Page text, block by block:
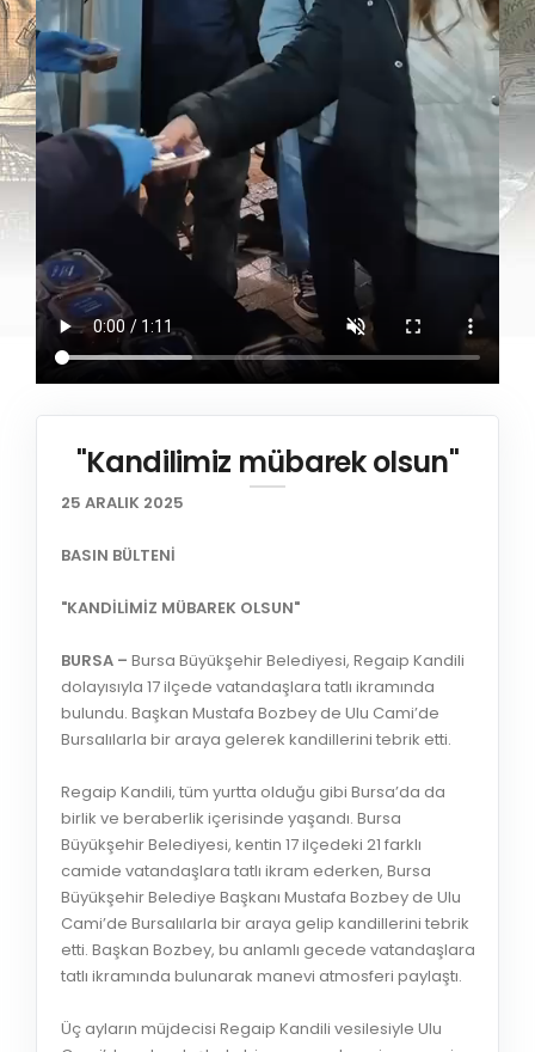
"Kandilimiz mübarek olsun"
25 ARALIK 2025
BASIN BÜLTENİ
"KANDİLİMİZ MÜBAREK OLSUN"
BURSA – Bursa Büyükşehir Belediyesi, Regaip Kandili
dolayısıyla 17 ilçede vatandaşlara tatlı ikramında
bulundu. Başkan Mustafa Bozbey de Ulu Cami’de
Bursalılarla bir araya gelerek kandillerini tebrik etti.
Regaip Kandili, tüm yurtta olduğu gibi Bursa’da da
birlik ve beraberlik içerisinde yaşandı. Bursa
Büyükşehir Belediyesi, kentin 17 ilçedeki 21 farklı
camide vatandaşlara tatlı ikram ederken, Bursa
Büyükşehir Belediye Başkanı Mustafa Bozbey de Ulu
Cami’de Bursalılarla bir araya gelip kandillerini tebrik
etti. Başkan Bozbey, bu anlamlı gecede vatandaşlara
tatlı ikramında bulunarak manevi atmosferi paylaştı.
Üç ayların müjdecisi Regaip Kandili vesilesiyle Ulu